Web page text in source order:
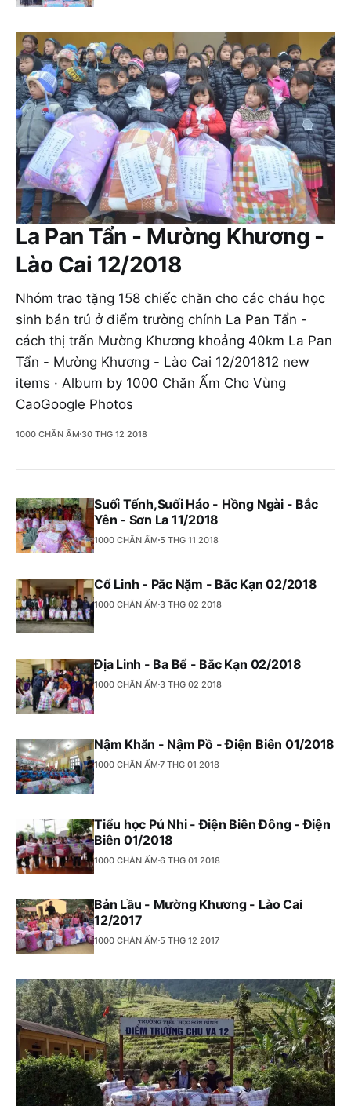
La Pan Tẩn - Mường Khương -
Lào Cai 12/2018
Nhóm trao tặng 158 chiếc chăn cho các cháu học
sinh bán trú ở điểm trường chính La Pan Tẩn -
cách thị trấn Mường Khương khoảng 40km La Pan
Tẩn - Mường Khương - Lào Cai 12/201812 new
items · Album by 1000 Chăn Ấm Cho Vùng
CaoGoogle Photos
1000 CHĂN ẤM 30 THG 12 2018
Suối Tếnh,Suối Háo - Hồng Ngài - Bắc
Yên - Sơn La 11/2018
1000 CHĂN ẤM 5 THG 11 2018
Cổ Linh - Pắc Nặm - Bắc Kạn 02/2018
1000 CHĂN ẤM 3 THG 02 2018
Địa Linh - Ba Bể - Bắc Kạn 02/2018
1000 CHĂN ẤM 3 THG 02 2018
Nậm Khăn - Nậm Pồ - Điện Biên 01/2018
1000 CHĂN ẤM 7 THG 01 2018
Tiểu học Pú Nhi - Điện Biên Đông - Điện
Biên 01/2018
1000 CHĂN ẤM 6 THG 01 2018
Bản Lầu - Mường Khương - Lào Cai
12/2017
1000 CHĂN ẤM 5 THG 12 2017